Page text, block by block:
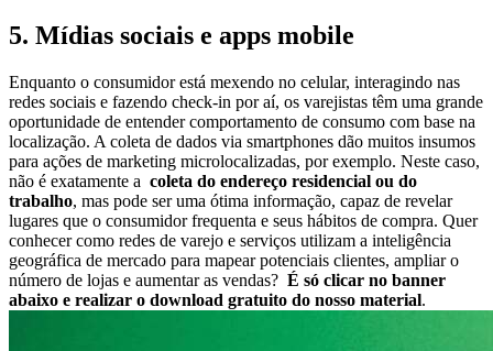
5. Mídias sociais e apps mobile
Enquanto o consumidor está mexendo no celular, interagindo nas
redes sociais e fazendo check-in por aí, os varejistas têm uma grande
oportunidade de entender comportamento de consumo com base na
localização. A coleta de dados via smartphones dão muitos insumos
para ações de marketing microlocalizadas, por exemplo. Neste caso,
não é exatamente a coleta do endereço residencial ou do
trabalho, mas pode ser uma ótima informação, capaz de revelar
lugares que o consumidor frequenta e seus hábitos de compra. Quer
conhecer como redes de varejo e serviços utilizam a inteligência
geográfica de mercado para mapear potenciais clientes, ampliar o
número de lojas e aumentar as vendas? É só clicar no banner
abaixo e realizar o download gratuito do nosso material.